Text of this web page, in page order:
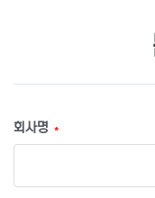
회사명 *